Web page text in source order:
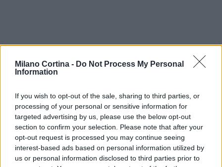
Milano Cortina - Do Not Process My Personal
Information
If you wish to opt-out of the sale, sharing to third parties, or
processing of your personal or sensitive information for
targeted advertising by us, please use the below opt-out
section to confirm your selection. Please note that after your
opt-out request is processed you may continue seeing
interest-based ads based on personal information utilized by
us or personal information disclosed to third parties prior to
Continua a leggere
NEWS